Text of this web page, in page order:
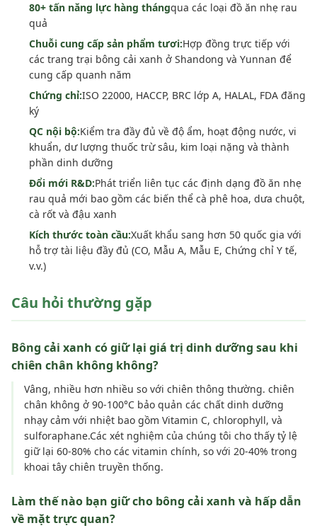
80+ tấn năng lực hàng thángqua các loại đồ ăn nhẹ rau
quả
Chuỗi cung cấp sản phẩm tươi:Hợp đồng trực tiếp với
các trang trại bông cải xanh ở Shandong và Yunnan để
cung cấp quanh năm
Chứng chỉ:ISO 22000, HACCP, BRC lớp A, HALAL, FDA đăng
ký
QC nội bộ:Kiểm tra đầy đủ về độ ẩm, hoạt động nước, vi
khuẩn, dư lượng thuốc trừ sâu, kim loại nặng và thành
phần dinh dưỡng
Đổi mới R&D:Phát triển liên tục các định dạng đồ ăn nhẹ
rau quả mới bao gồm các biến thể cà phê hoa, dưa chuột,
cà rốt và đậu xanh
Kích thước toàn cầu:Xuất khẩu sang hơn 50 quốc gia với
hỗ trợ tài liệu đầy đủ (CO, Mẫu A, Mẫu E, Chứng chỉ Y tế,
v.v.)
Câu hỏi thường gặp
Bông cải xanh có giữ lại giá trị dinh dưỡng sau khi
chiên chân không không?
Vâng, nhiều hơn nhiều so với chiên thông thường. chiên
chân không ở 90-100°C bảo quản các chất dinh dưỡng
nhạy cảm với nhiệt bao gồm Vitamin C, chlorophyll, và
sulforaphane.Các xét nghiệm của chúng tôi cho thấy tỷ lệ
giữ lại 60-80% cho các vitamin chính, so với 20-40% trong
khoai tây chiên truyền thống.
Làm thế nào bạn giữ cho bông cải xanh và hấp dẫn
về mặt trực quan?